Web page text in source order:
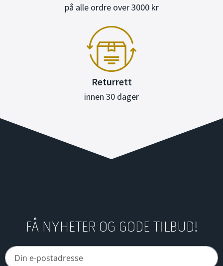
på alle ordre over 3000 kr
Returrett
innen 30 dager
FÅ NYHETER OG GODE TILBUD!